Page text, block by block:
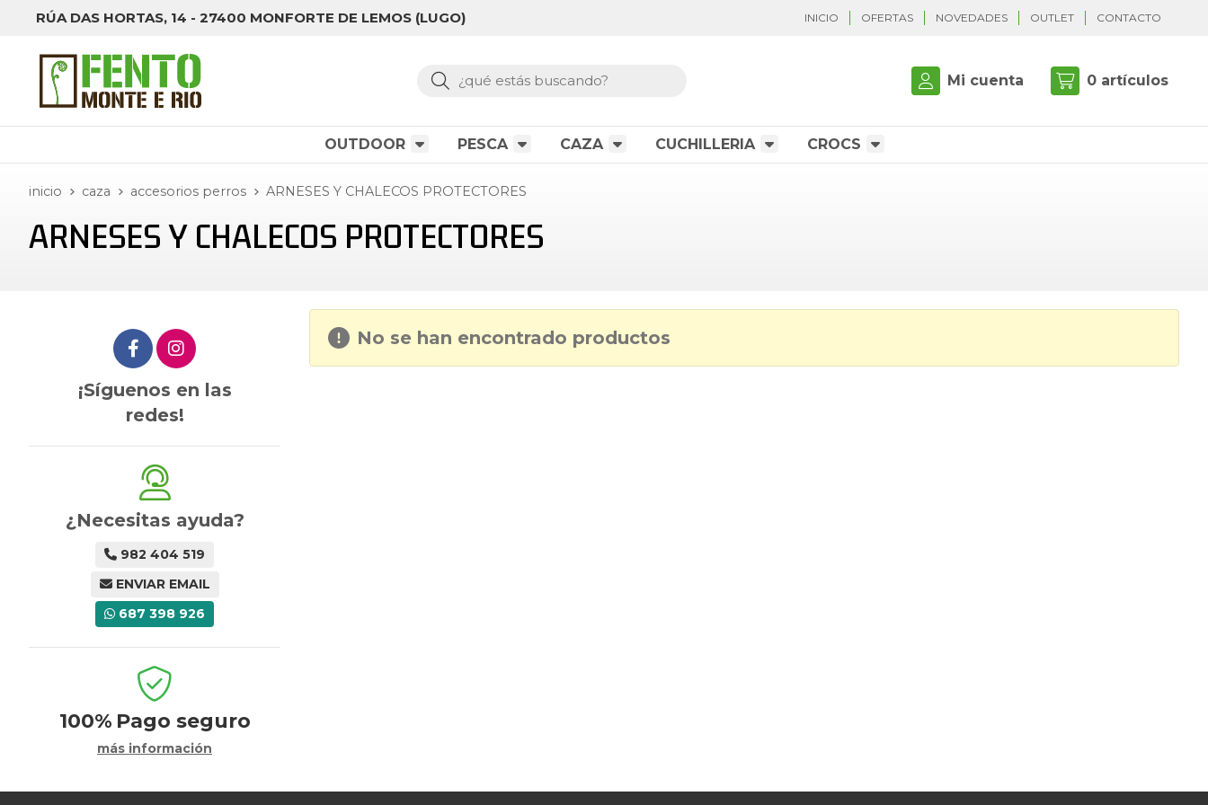
RÚA DAS HORTAS, 14 - 27400 MONFORTE DE LEMOS (LUGO) INICIO OFERTAS NOVEDADES OUTLET CONTACTO
Buscar Mi cuenta 0 artículos
OUTDOOR PESCA CAZA CUCHILLERIA CROCS
inicio caza accesorios perros ARNESES Y CHALECOS PROTECTORES
ARNESES Y CHALECOS PROTECTORES
No se han encontrado productos
¡Síguenos en las
redes!
¿Necesitas ayuda?
982 404 519
ENVIAR EMAIL
687 398 926
100% Pago seguro
más información